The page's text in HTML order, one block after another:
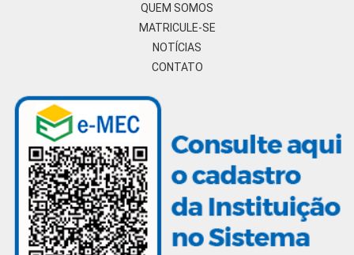
QUEM SOMOS
MATRICULE-SE
NOTÍCIAS
CONTATO